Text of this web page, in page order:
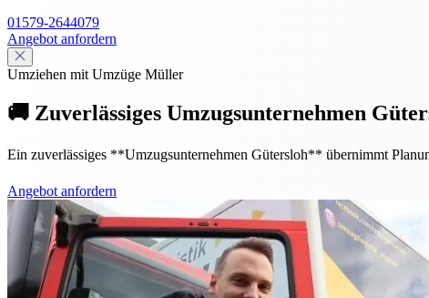
01579-2644079
Angebot anfordern
Umziehen mit Umzüge Müller
🚚 Zuverlässiges Umzugsunternehmen
Ein zuverlässiges **Umzugsunternehmen Gütersloh** übernimmt
Angebot anfordern